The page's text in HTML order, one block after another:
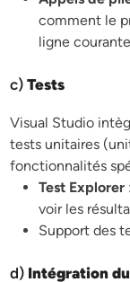
comment le
ligne
c)Tests
Visual Studio
tests unitaires
fonctionnalités
Test Explorer
voir les
Support des
d) Intégration